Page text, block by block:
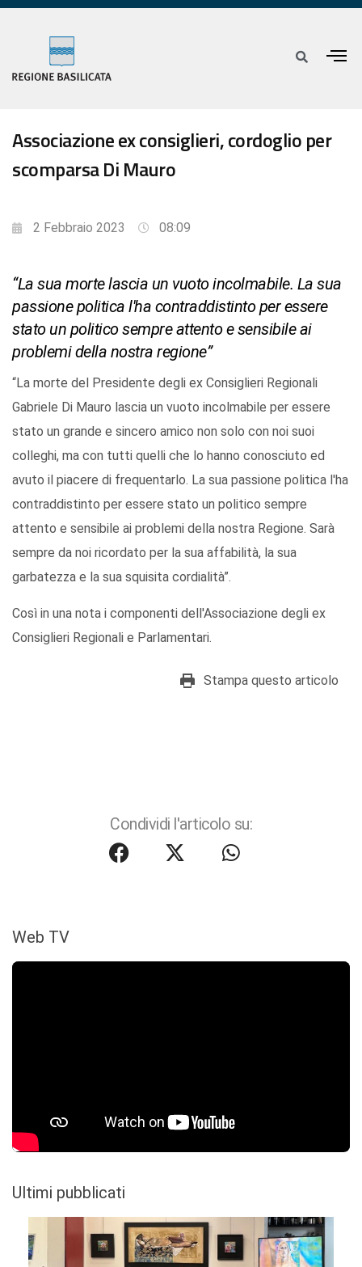
Associazione ex consiglieri, cordoglio per
scomparsa Di Mauro
2 Febbraio 2023 08:09
“La sua morte lascia un vuoto incolmabile. La sua
passione politica l'ha contraddistinto per essere
stato un politico sempre attento e sensibile ai
problemi della nostra regione”
“La morte del Presidente degli ex Consiglieri Regionali
Gabriele Di Mauro lascia un vuoto incolmabile per essere
stato un grande e sincero amico non solo con noi suoi
colleghi, ma con tutti quelli che lo hanno conosciuto ed
avuto il piacere di frequentarlo. La sua passione politica l'ha
contraddistinto per essere stato un politico sempre
attento e sensibile ai problemi della nostra Regione. Sarà
sempre da noi ricordato per la sua affabilità, la sua
garbatezza e la sua squisita cordialità”.
Così in una nota i componenti dell'Associazione degli ex
Consiglieri Regionali e Parlamentari.
Stampa questo articolo
Condividi l'articolo su:
Web TV
Ultimi pubblicati